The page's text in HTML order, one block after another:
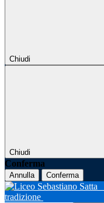
Chiudi
Chiudi
Conferma
Annulla Conferma
tradizione